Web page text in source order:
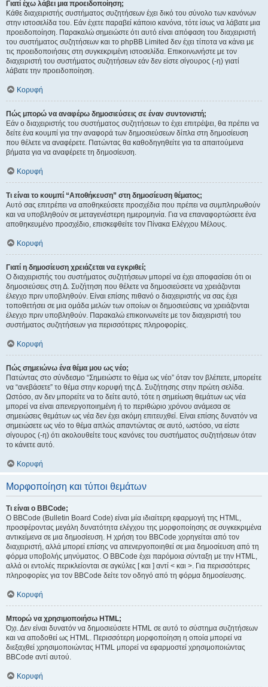
Γιατί έχω λάβει μια προειδοποίηση;
Κάθε διαχειριστής συστήματος συζητήσεων έχει δικό του σύνολο των κανόνων
στην ιστοσελίδα του. Εάν έχετε παραβεί κάποιο κανόνα, τότε ίσως να λάβατε μια
προειδοποίηση. Παρακαλώ σημειώστε ότι αυτό είναι απόφαση του διαχειριστή
του συστήματος συζητήσεων και το phpBB Limited δεν έχει τίποτα να κάνει με
τις προειδοποιήσεις στη συγκεκριμένη ιστοσελίδα. Επικοινωνήστε με τον
διαχειριστή του συστήματος συζητήσεων εάν δεν είστε σίγουρος (-η) γιατί
λάβατε την προειδοποίηση.
Κορυφή
Πώς μπορώ να αναφέρω δημοσιεύσεις σε έναν συντονιστή;
Εάν ο διαχειριστής του συστήματος συζητήσεων το έχει επιτρέψει, θα πρέπει να
δείτε ένα κουμπί για την αναφορά των δημοσιεύσεων δίπλα στη δημοσίευση
που θέλετε να αναφέρετε. Πατώντας θα καθοδηγηθείτε για τα απαιτούμενα
βήματα για να αναφέρετε τη δημοσίευση.
Κορυφή
Τι είναι το κουμπί “Αποθήκευση” στη δημοσίευση θέματος;
Αυτό σας επιτρέπει να αποθηκεύσετε προσχέδια που πρέπει να συμπληρωθούν
και να υποβληθούν σε μεταγενέστερη ημερομηνία. Για να επαναφορτώσετε ένα
αποθηκευμένο προσχέδιο, επισκεφθείτε τον Πίνακα Ελέγχου Μέλους.
Κορυφή
Γιατί η δημοσίευση χρειάζεται να εγκριθεί;
Ο διαχειριστής του συστήματος συζητήσεων μπορεί να έχει αποφασίσει ότι οι
δημοσιεύσεις στη Δ. Συζήτηση που θέλετε να δημοσιεύσετε να χρειάζονται
έλεγχο πριν υποβληθούν. Είναι επίσης πιθανό ο διαχειριστής να σας έχει
τοποθετήσει σε μια ομάδα μελών των οποίων οι δημοσιεύσεις να χρειάζονται
έλεγχο πριν υποβληθούν. Παρακαλώ επικοινωνείτε με τον διαχειριστή του
συστήματος συζητήσεων για περισσότερες πληροφορίες.
Κορυφή
Πώς σημειώνω ένα θέμα μου ως νέο;
Πατώντας στο σύνδεσμο “Σημειώστε το θέμα ως νέο” όταν τον βλέπετε, μπορείτε
να “ανεβάσετε” το θέμα στην κορυφή της Δ. Συζήτησης στην πρώτη σελίδα.
Ωστόσο, αν δεν μπορείτε να το δείτε αυτό, τότε η σημείωση θεμάτων ως νέα
μπορεί να είναι απενεργοποιημένη ή το περιθώριο χρόνου ανάμεσα σε
σημειώσεις θεμάτων ως νέα δεν έχει ακόμη επιτευχθεί. Είναι επίσης δυνατόν να
σημειώσετε ως νέο το θέμα απλώς απαντώντας σε αυτό, ωστόσο, να είστε
σίγουρος (-η) ότι ακολουθείτε τους κανόνες του συστήματος συζητήσεων όταν
το κάνετε αυτό.
Κορυφή
Μορφοποίηση και τύποι θεμάτων
Τι είναι ο BBCode;
Ο BBCode (Bulletin Board Code) είναι μία ιδιαίτερη εφαρμογή της HTML,
προσφέροντας μεγάλη δυνατότητα ελέγχου της μορφοποίησης σε συγκεκριμένα
αντικείμενα σε μια δημοσίευση. Η χρήση του BBCode χορηγείται από τον
διαχειριστή, αλλά μπορεί επίσης να απενεργοποιηθεί σε μια δημοσίευση από τη
φόρμα υποβολής μηνύματος. Ο BBCode έχει παρόμοια σύνταξη με την HTML,
αλλά οι εντολές περικλείονται σε αγκύλες [ και ] αντί < και >. Για περισσότερες
πληροφορίες για τον BBCode δείτε τον οδηγό από τη φόρμα δημοσίευσης.
Κορυφή
Μπορώ να χρησιμοποιήσω HTML;
Όχι. Δεν είναι δυνατόν να δημοσιεύσετε HTML σε αυτό το σύστημα συζητήσεων
και να αποδοθεί ως HTML. Περισσότερη μορφοποίηση η οποία μπορεί να
διεξαχθεί χρησιμοποιώντας HTML μπορεί να εφαρμοστεί χρησιμοποιώντας
BBCode αντί αυτού.
Κορυφή